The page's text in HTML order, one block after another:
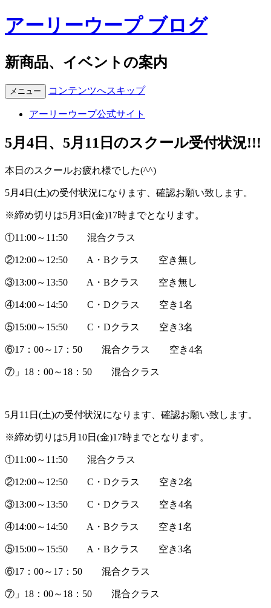
アーリーウープ ブログ
新商品、イベントの案内
メニュー コンテンツへスキップ
アーリーウープ公式サイト
5月4日、5月11日のスクール受付状況!!!
本日のスクールお疲れ様でした(^^)
5月4日(土)の受付状況になります、確認お願い致します。
※締め切りは5月3日(金)17時までとなります。
①11:00～11:50 混合クラス
②12:00～12:50 A・Bクラス 空き無し
③13:00～13:50 A・Bクラス 空き無し
④14:00～14:50 C・Dクラス 空き1名
⑤15:00～15:50 C・Dクラス 空き3名
⑥17：00～17：50 混合クラス 空き4名
⑦」18：00～18：50 混合クラス
5月11日(土)の受付状況になります、確認お願い致します。
※締め切りは5月10日(金)17時までとなります。
①11:00～11:50 混合クラス
②12:00～12:50 C・Dクラス 空き2名
③13:00～13:50 C・Dクラス 空き4名
④14:00～14:50 A・Bクラス 空き1名
⑤15:00～15:50 A・Bクラス 空き3名
⑥17：00～17：50 混合クラス
⑦」18：00～18：50 混合クラス